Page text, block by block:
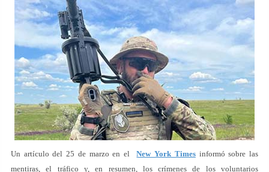
Un artículo del 25 de marzo en elNew York Timesinformó sobre las
mentiras, el tráfico y, en resumen, los crímenes de los voluntarios